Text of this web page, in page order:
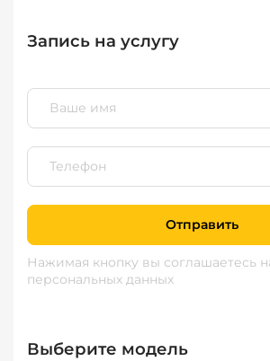
Запись на услугу
Отправить
Нажимая кнопку вы соглашаетесь
персональных данных
Выберите модель